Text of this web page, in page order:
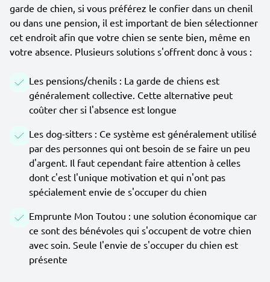
garde de chien, si vous préférez le confier dans un chenil
ou dans une pension, il est important de bien sélectionner
cet endroit afin que votre chien se sente bien, même en
votre absence. Plusieurs solutions s'offrent donc à vous :
Les pensions/chenils : La garde de chiens est
généralement collective. Cette alternative peut
coûter cher si l'absence est longue
Les dog-sitters : Ce système est généralement utilisé
par des personnes qui ont besoin de se faire un peu
d'argent. Il faut cependant faire attention à celles
dont c'est l'unique motivation et qui n'ont pas
spécialement envie de s'occuper du chien
Emprunte Mon Toutou : une solution économique car
ce sont des bénévoles qui s'occupent de votre chien
avec soin. Seule l'envie de s'occuper du chien est
présente